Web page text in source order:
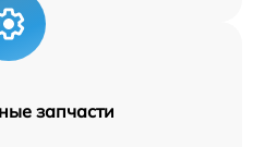
запчасти